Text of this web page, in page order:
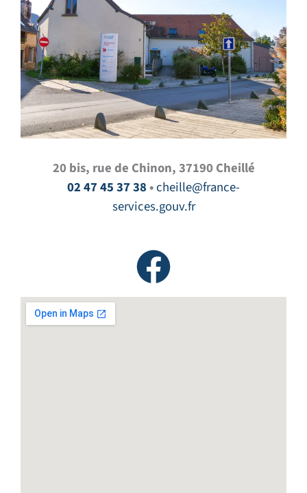
20 bis, rue de Chinon, 37190 Cheillé
02 47 45 37 38•cheille@france-
services.gouv.fr